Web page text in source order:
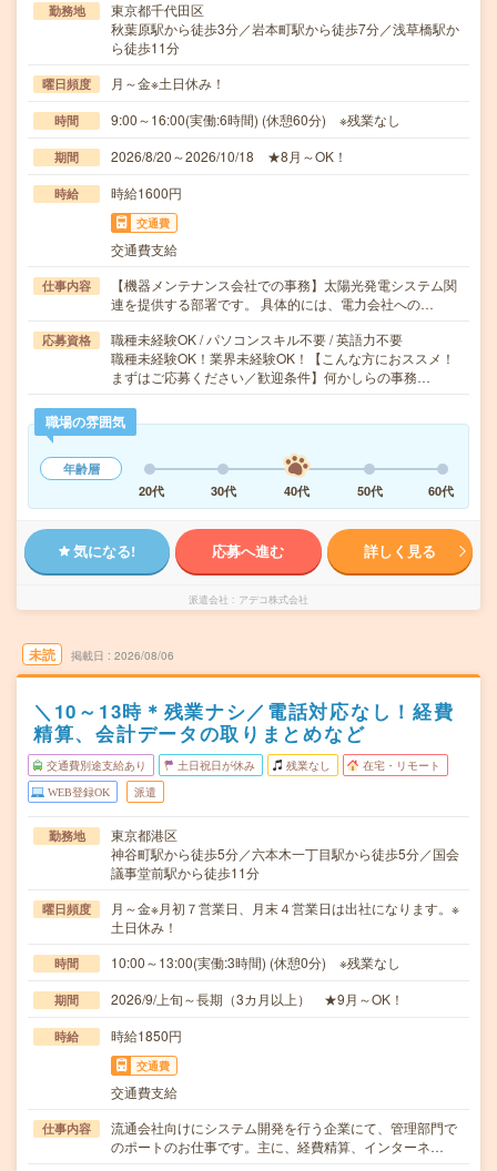
勤務地
東京都千代田区
秋葉原駅から徒歩3分／岩本町駅から徒歩7分／浅草橋駅か
ら徒歩11分
曜日頻度 月～金※土日休み！
時間 9:00～16:00(実働:6時間) (休憩60分) ※残業なし
期間 2026/8/20～2026/10/18 ★8月～OK！
時給 時給1600円
交通費
交通費支給
仕事内容
【機器メンテナンス会社での事務】太陽光発電システム関
連を提供する部署です。 具体的には、電力会社への…
応募資格
職種未経験OK / パソコンスキル不要 / 英語力不要
職種未経験OK！業界未経験OK！【こんな方におススメ！
まずはご応募ください／歓迎条件】何かしらの事務…
職場の雰囲気
年齢層
20代
30代 40代 50代 60代
気になる! 応募へ進む 詳しく見る
派遣会社 アデコ株式会社
未読 掲載日 2026/08/06
＼10～13時＊残業ナシ／電話対応なし！経費
精算、会計データの取りまとめなど
交通費別途支給あり 土日祝日が休み 残業なし 在宅・リモート
WEB登録OK 派遣
勤務地
東京都港区
神谷町駅から徒歩5分／六本木一丁目駅から徒歩5分／国会
議事堂前駅から徒歩11分
曜日頻度
月～金※月初７営業日、月末４営業日は出社になります。※
土日休み！
時間 10:00～13:00(実働:3時間) (休憩0分) ※残業なし
期間 2026/9/上旬～長期（3カ月以上） ★9月～OK！
時給 時給1850円
交通費
交通費支給
仕事内容
流通会社向けにシステム開発を行う企業にて、管理部門で
のポートのお仕事です。主に、経費精算、インターネ…